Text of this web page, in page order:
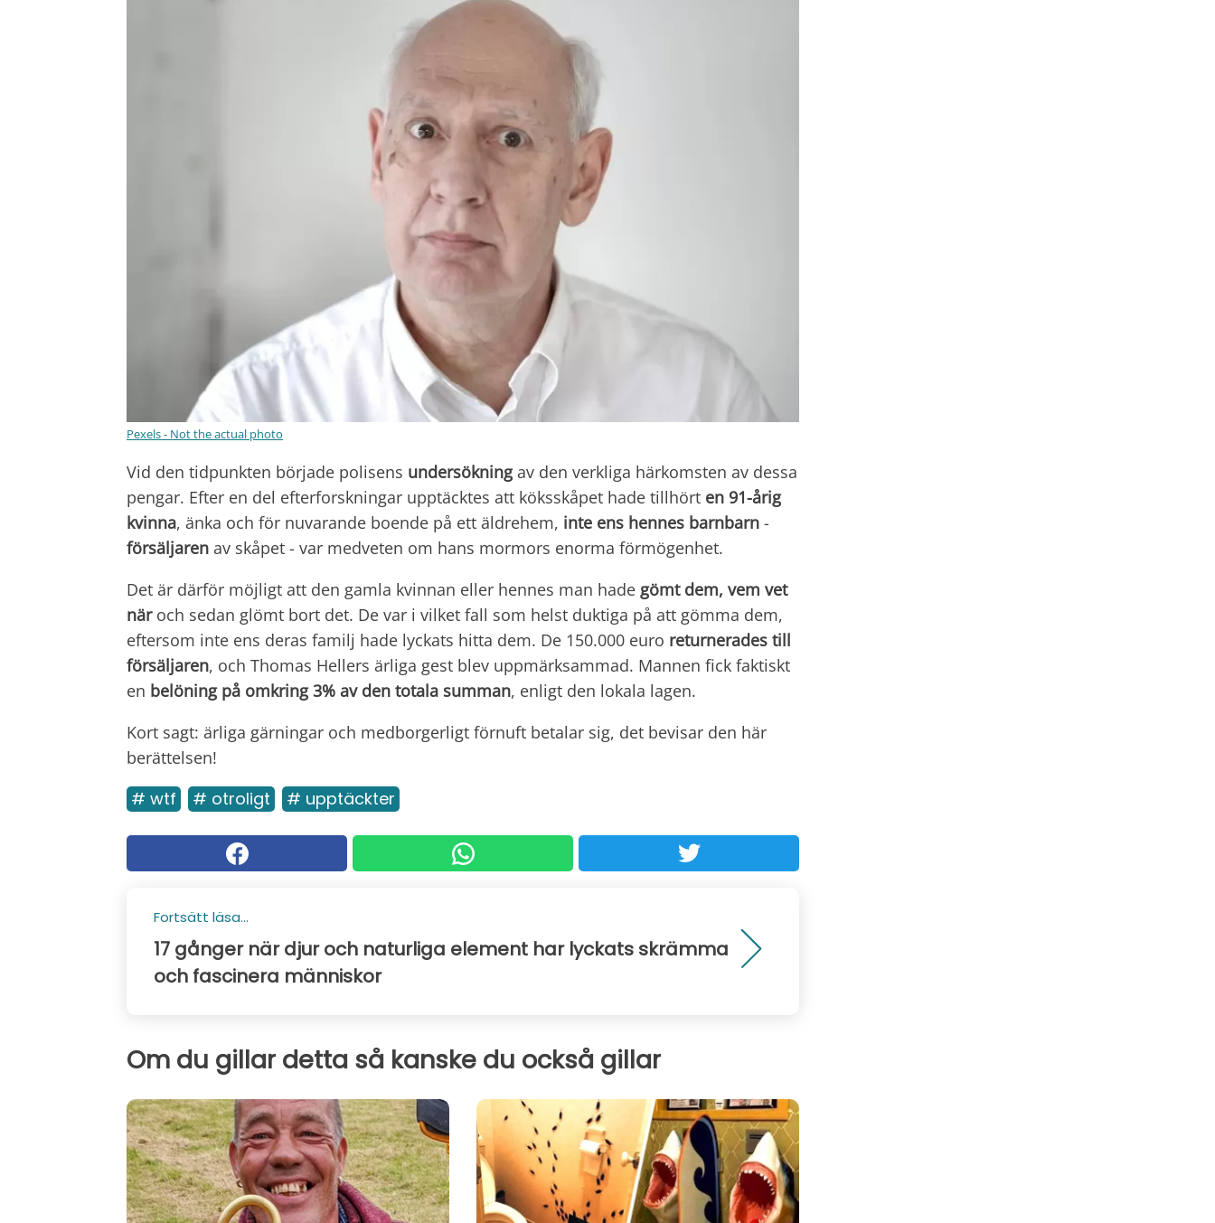
Pexels - Not the actual photo
Vid den tidpunkten började polisens undersökningav den verkliga härkomsten av dessa
pengar. Efter en del efterforskningar upptäcktes att köksskåpet hade tillhört en 91-årig
kvinna, änka och för nuvarande boende på ett äldrehem, inte ens hennes barnbarn -
försäljaren av skåpet - var medveten om hans mormors enorma förmögenhet.
Det är därför möjligt att den gamla kvinnan eller hennes man hade gömt dem, vem vet
näroch sedan glömt bort det. De var i vilket fall som helst duktiga på att gömma dem,
eftersom inte ens deras familj hade lyckats hitta dem. De 150.000 euro returnerades till
försäljaren, och Thomas Hellers ärliga gest blev uppmärksammad. Mannen fick faktiskt
en belöning på omkring 3% av den totala summan, enligt den lokala lagen.
Kort sagt: ärliga gärningar och medborgerligt förnuft betalar sig, det bevisar den här
berättelsen!
# wtf # otroligt # upptäckter
Fortsätt läsa...
17 gånger när djur och naturliga element har lyckats skrämma
och fascinera människor
Om du gillar detta så kanske du också gillar